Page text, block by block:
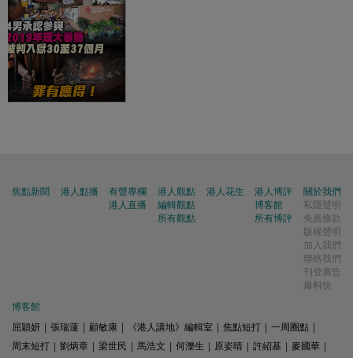
焦點新聞 港人點播
有聲專欄
港人直播
港人觀點
編輯觀點
所有觀點
港人花生
港人博評
博客館
所有博評
關於我們
私隱聲明
免責條款
版權聲明
加入我們
聯絡我們
刊登廣告
爆料快
博客館
屈穎妍
張瑞蓮 顧敏康 《港人講地》編輯室 焦點短打 一周圈點
周末短打
劉炳章 梁世民 馬浩文 何濼生 原姿晴 許紹基 麥國華